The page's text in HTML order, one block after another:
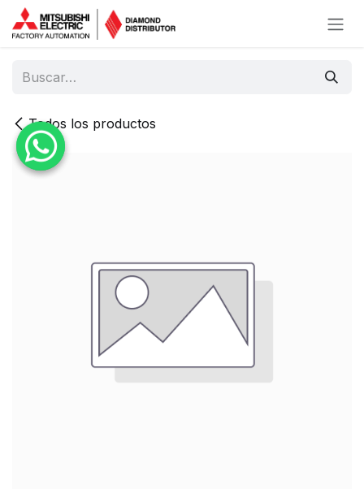
Ir al contenido
Todos los productos